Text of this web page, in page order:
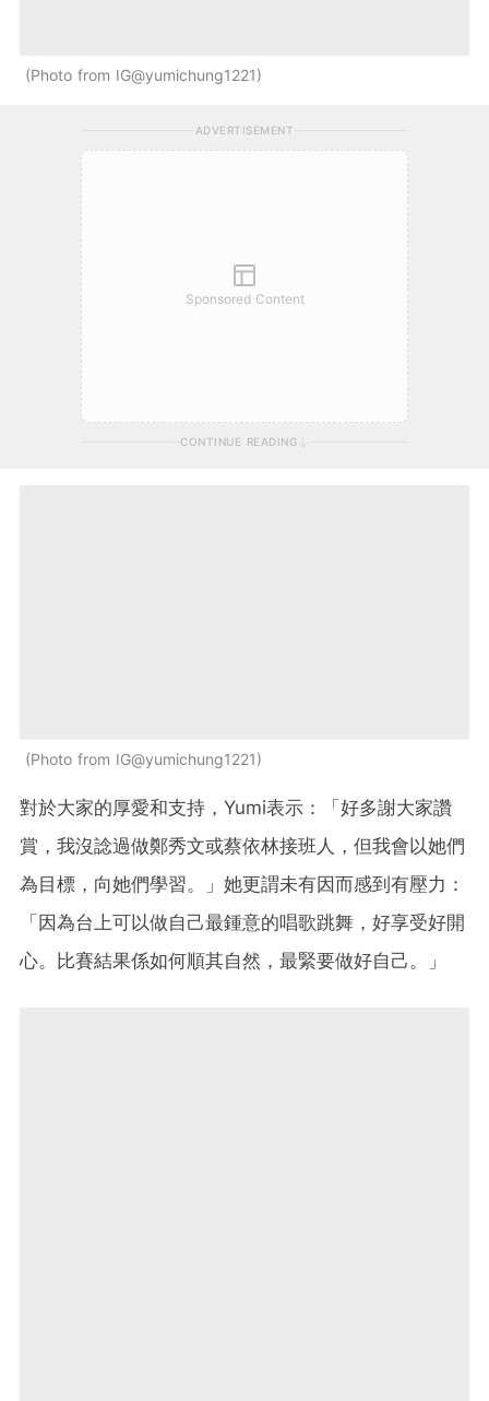
Photo from IG@yumichung1221
ADVERTISEMENT
Sponsored Content
CONTINUE READING
Photo from IG@yumichung1221
對於大家的厚愛和支持，Yumi表示：「好多謝大家讚
賞，我沒諗過做鄭秀文或蔡依林接班人，但我會以她們
為目標，向她們學習。」她更謂未有因而感到有壓力：
「因為台上可以做自己最鍾意的唱歌跳舞，好享受好開
心。比賽結果係如何順其自然，最緊要做好自己。」